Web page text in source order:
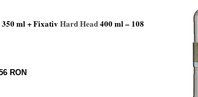
350 ml + FixativHard Head400 ml – 108
RON